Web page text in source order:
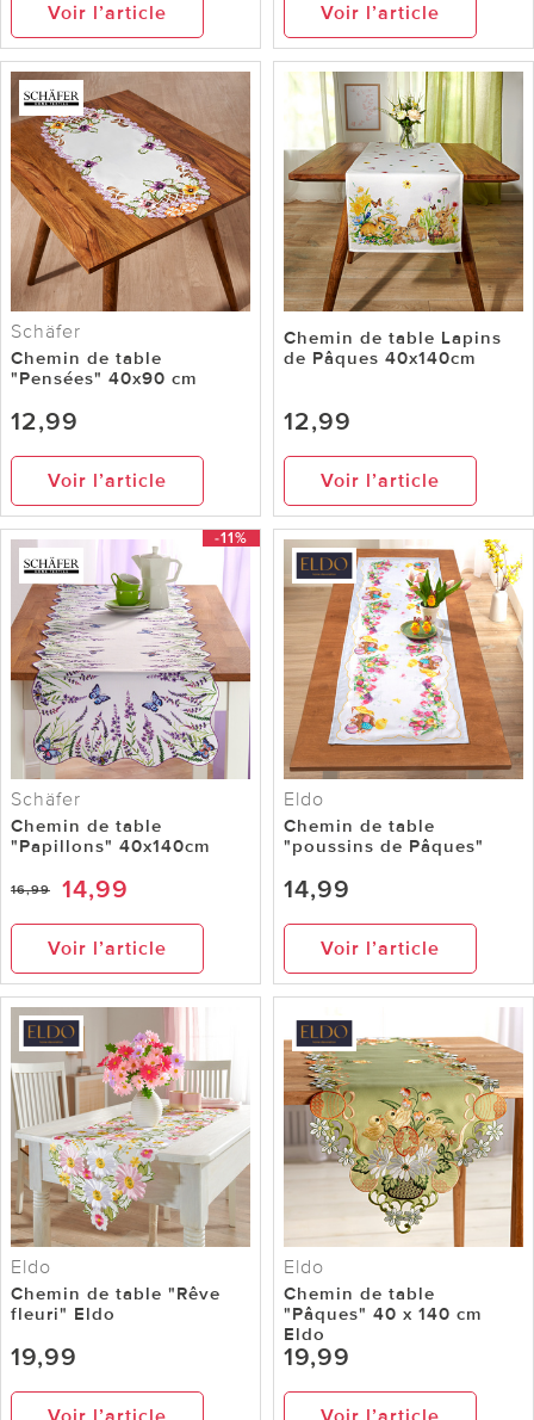
Voir l’article Voir l’article
Schäfer
Chemin de table
"Pensées" 40x90 cm
12,99
Voir l’article
Chemin de table Lapins
de Pâques 40x140cm
12,99
Voir l’article
-11%
Schäfer
Chemin de table
"Papillons" 40x140cm
16,99 14,99
Voir l’article
Eldo
Chemin de table
"poussins de Pâques"
14,99
Voir l’article
Eldo
Chemin de table "Rêve
fleuri" Eldo
19,99
Eldo
Chemin de table
"Pâques" 40 x 140 cm
Eldo
19,99